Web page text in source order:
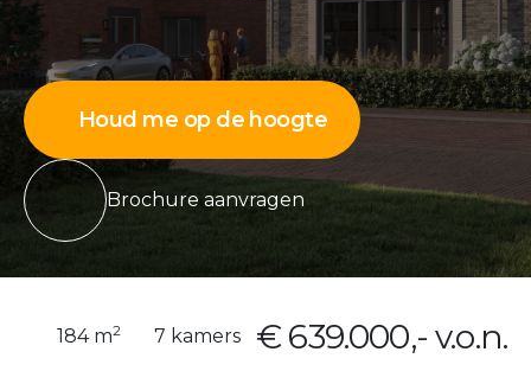
Houd me op de hoogte
Brochure aanvragen
184 m2 7 kamers € 639.000,- v.o.n.